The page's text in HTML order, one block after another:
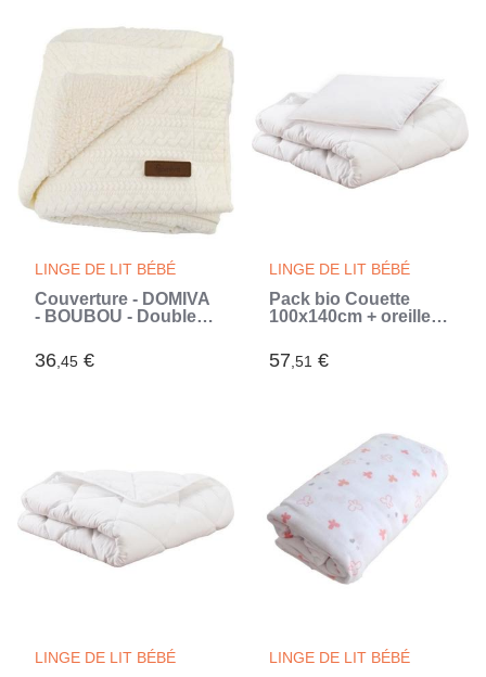
LINGE DE LIT BÉBÉ
Couverture - DOMIVA
- BOUBOU - Double
36,45 €
LINGE DE LIT BÉBÉ
Pack bio Couette
100x140cm + oreiller
DODO - Chaude -
100% Polyester Fibre
57,51 €
LINGE DE LIT BÉBÉ LINGE DE LIT BÉBÉ